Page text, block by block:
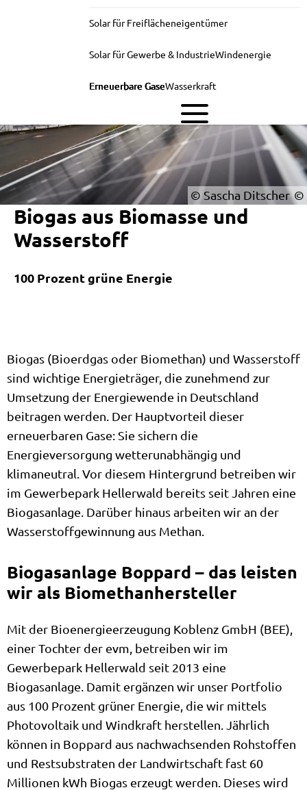
Solar für Freiflächeneigentümer
Solar für Gewerbe & IndustrieWindenergie
Erneuerbare GaseWasserkraft
© Sascha Ditscher
Biogas aus Biomasse und
Wasserstoff
100 Prozent grüne Energie
Biogas (Bioerdgas oder Biomethan) und Wasserstoff
sind wichtige Energieträger, die zunehmend zur
Umsetzung der Energiewende in Deutschland
beitragen werden. Der Hauptvorteil dieser
erneuerbaren Gase: Sie sichern die
Energieversorgung wetterunabhängig und
klimaneutral. Vor diesem Hintergrund betreiben wir
im Gewerbepark Hellerwald bereits seit Jahren eine
Biogasanlage. Darüber hinaus arbeiten wir an der
Wasserstoffgewinnung aus Methan.
Biogasanlage Boppard – das leisten
wir als Biomethanhersteller
Mit der Bioenergieerzeugung Koblenz GmbH (BEE),
einer Tochter der evm, betreiben wir im
Gewerbepark Hellerwald seit 2013 eine
Biogasanlage. Damit ergänzen wir unser Portfolio
aus 100 Prozent grüner Energie, die wir mittels
Photovoltaik und Windkraft herstellen. Jährlich
können in Boppard aus nachwachsenden Rohstoffen
und Restsubstraten der Landwirtschaft fast 60
Millionen kWh Biogas erzeugt werden. Dieses wird